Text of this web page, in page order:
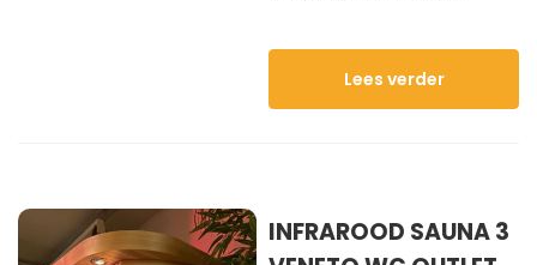
Lees verder
INFRAROOD SAUNA 3